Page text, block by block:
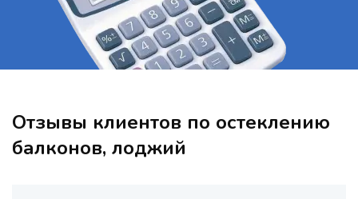
Отзывы клиентов по остеклению
балконов, лоджий